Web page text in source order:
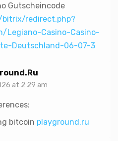
Gutscheincode
redirect.php?
Legiano-Casino-Casino-
Deutschland-06-07-3
at 2:29 am
bitcoin playground.ru